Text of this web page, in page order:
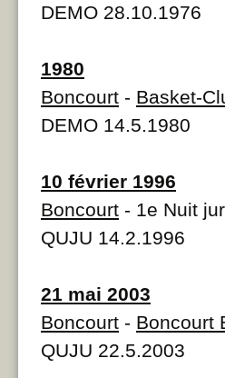
DEMO 28.10.1976
1980
Boncourt - Basket-
DEMO 14.5.1980
10 février 1996
Boncourt - 1e Nuit
QUJU 14.2.1996
21 mai 2003
Boncourt - Boncourt
QUJU 22.5.2003